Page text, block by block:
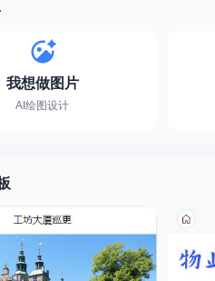
我想做图片
AI绘图设计